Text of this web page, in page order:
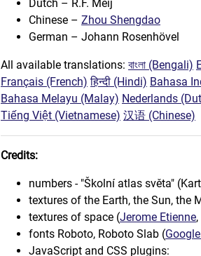
Dutch – R.F. Meij
Chinese – Zhou Shengdao
German – Johann Rosenhövel
All available translations: বাংলা (Bengali)
Français (French) हिन्दी (Hindi) Bahasa
Bahasa Melayu (Malay) Nederlands
Tiếng Việt (Vietnamese) 汉语 (Chinese)
Credits:
numbers - "Školní atlas světa"
textures of the Earth, the Sun, the
textures of space (Jerome Etienne
fonts Roboto, Roboto Slab (
JavaScript and CSS plugins: